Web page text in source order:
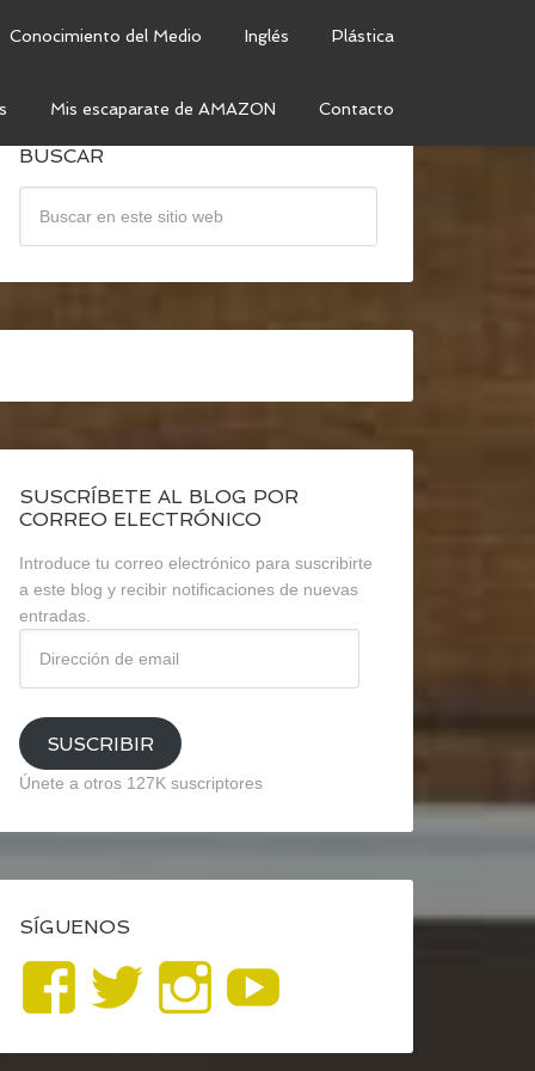
Conocimiento del Medio Inglés Plástica
Mis escaparate de AMAZON Contacto
BUSCAR
SUSCRÍBETE AL BLOG POR
CORREO ELECTRÓNICO
Introduce tu correo electrónico para suscribirte
a este blog y recibir notificaciones de nuevas
entradas.
email
SUSCRIBIR
Únete a otros 127K suscriptores
SÍGUENOS
Ver
perfil
Ver
perfil
Ver
perfil